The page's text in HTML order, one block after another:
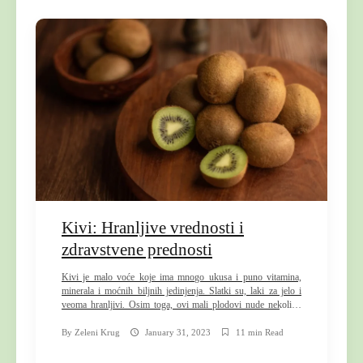
Kivi: Hranljive vrednosti i
zdravstvene prednosti
Kivi je malo voće koje ima mnogo ukusa i puno vitamina,
minerala i moćnih biljnih jedinjenja. Slatki su, laki za jelo i
veoma hranljivi. Osim toga, ovi mali plodovi nude nekoliko
zdravstvene prednosti kivija i daje vam savete kako da ih
By Zeleni Krug January 31, 2023 11 min Read